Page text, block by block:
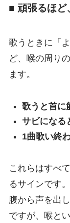
■ 頑張るほど
歌うときに「
ど、喉の周り
ます。
歌うと首に
サビになる
1曲歌い終
これらはすべ
るサインです
腹から声を出
ですが、喉と